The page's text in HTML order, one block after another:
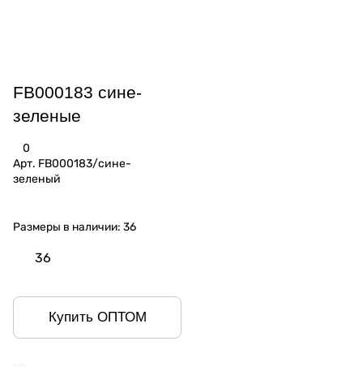
FB000183 сине-
зеленые
0
Арт. FB000183/сине-
зеленый
Размеры в наличии: 36
36
Купить ОПТОМ